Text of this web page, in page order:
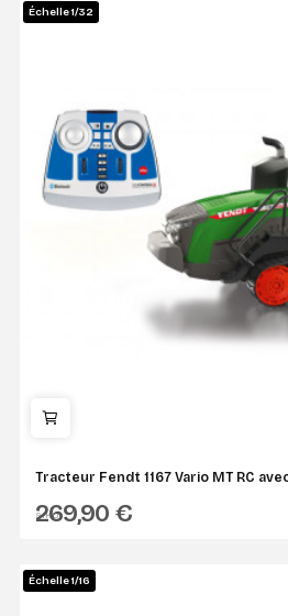
Échelle 1/32
Tracteur Fendt 1167 Vario MT RC
SIKU
269,90 €
Échelle 1/16